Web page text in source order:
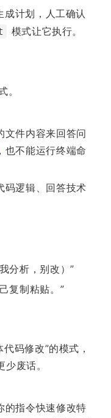
成计划，人工确认
模式让它执行。
。
文件内容来回答问
，也不能运行终端命
码逻辑、回答技术
分析，别改）”
复制粘贴。”
码修改”的模式，
废话。
的指令快速修改特